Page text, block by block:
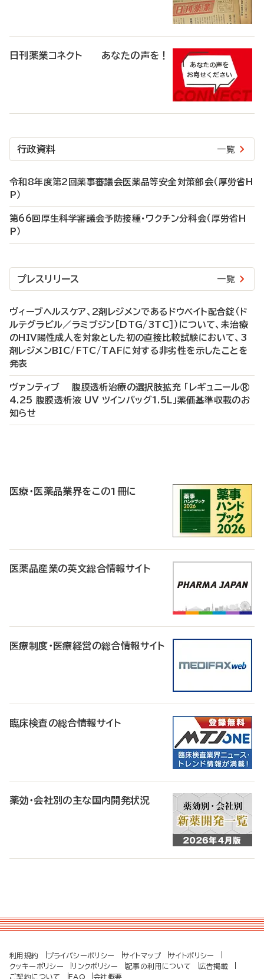
日刊薬業コネクト あなたの声を！
行政資料 一覧
令和8年度第2回薬事審議会医薬品等安全対策部会（厚労省H
P）
第66回厚生科学審議会予防接種・ワクチン分科会（厚労省H
P）
プレスリリース 一覧
ヴィーブヘルスケア、2剤レジメンであるドウベイト配合錠（ド
ルテグラビル／ラミブジン［DTG/3TC］）について、未治療
のHIV陽性成人を対象とした初の直接比較試験において、3
剤レジメンBIC/FTC/TAFに対する非劣性を示したことを
発表
ヴァンティブ 腹膜透析治療の選択肢拡充 「レギュニール®
4.25 腹膜透析液 UV ツインバッグ1.5L」薬価基準収載のお
知らせ
医療・医薬品業界をこの1冊に
医薬品産業の英文総合情報サイト
医療制度・医療経営の総合情報サイト
臨床検査の総合情報サイト
薬効・会社別の主な国内開発状況
利用規約 プライバシーポリシー サイトマップ
サイトポリシー
クッキーポリシー
リンクポリシー 記事の利用について
広告掲載
ご契約について
FAQ 会社概要